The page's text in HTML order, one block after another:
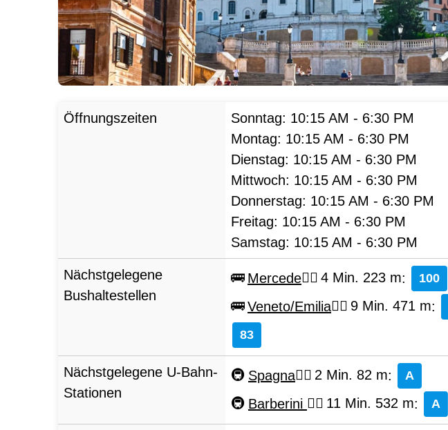
Öffnungszeiten Sonntag: 10:15 AM - 6:30 PM
Montag: 10:15 AM - 6:30 PM
Dienstag: 10:15 AM - 6:30 PM
Mittwoch: 10:15 AM - 6:30 PM
Donnerstag: 10:15 AM - 6:30 PM
Freitag: 10:15 AM - 6:30 PM
Samstag: 10:15 AM - 6:30 PM
Nächstgelegene
Bushaltestellen
Mercede 4 Min. 223 m: 100
Veneto/Emilia 9 Min. 471 m:
83
Nächstgelegene U-Bahn-
Stationen
Spagna 2 Min. 82 m: A
Barberini 11 Min. 532 m: A